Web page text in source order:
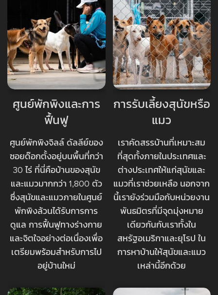
ศูนย์พักพิงและการ
ฟื้นฟู
ศูนย์พักพิงจิลล์ ดัลลีย์ของ
ซอยด๊อกตั้งอยู่บนพื้นที่กว่า
30 ไร่ ที่นี่คือบ้านของสุนัข
และแมวมากกว่า 1,800 ตัว
ซึ่งสุนัขและแมวภายในศูนย์
พักพิงล้วนได้รับการการ
ดูแล การฟื้นฟูทางร่างกาย
และจิตใจอย่างต่อเนื่องเพื่อ
เตรียมพร้อมสำหรับการไป
อยู่บ้านใหม่
การรับเลี้ยงสุนัขหรือ
แมว
เราคัดสรรบ้านที่เหมาะสม
ที่สุดทั้งภายในประเทศและ
ต่างประเทศให้แก่สุนัขและ
แมวที่เราช่วยเหลือ นอกจาก
นี้เรายังร่วมมือกับหน่วยงาน
พันธมิตรที่มีจุดมุ่งหมาย
เดียวกันกับเราทั้งใน
สหรัฐอเมริกาและยุโรป ใน
การหาบ้านให้สุนัขและแมว
เหล่านี้อีกด้วย